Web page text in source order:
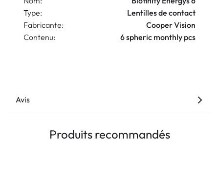
Type:
Lentilles de contact
Fabricante:
Cooper Vision
Contenu:
6 spheric monthly pcs
Avis
Produits recommandés